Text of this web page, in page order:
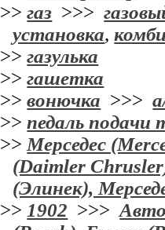
>>газ >>>
установка,
>>газулька
>>гашетка
>>вонючка >>>
>>педаль подачи
>> Мерседес
(Daimler
(Элинек),
>> 1902 >>>